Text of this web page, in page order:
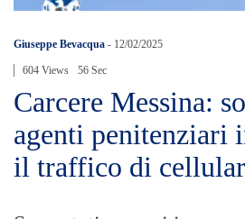
Giuseppe Bevacqua - 12/02/2025
604 Views 56 Sec
Carcere Messina:
agenti penitenziari
il traffico di